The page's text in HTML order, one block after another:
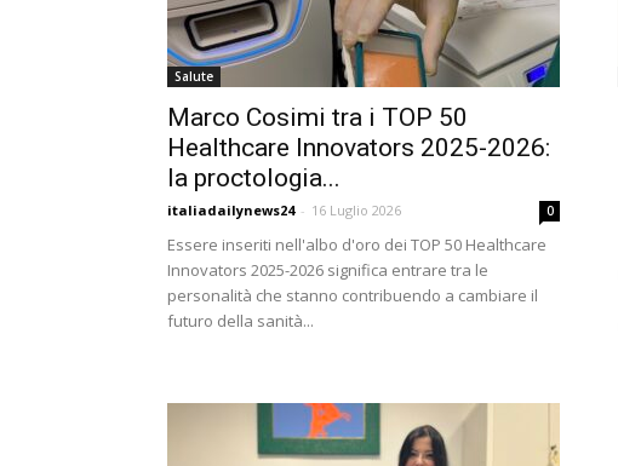
Salute
Marco Cosimi tra i TOP 50
Healthcare Innovators 2025-2026:
la proctologia...
italiadailynews24 - 16 Luglio 2026 0
Essere inseriti nell'albo d'oro dei TOP 50 Healthcare
Innovators 2025-2026 significa entrare tra le
personalità che stanno contribuendo a cambiare il
futuro della sanità...